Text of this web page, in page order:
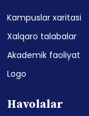
Kampuslar xaritasi
Xalqaro talabalar
Akademik faoliyat
Logo
Havolalar